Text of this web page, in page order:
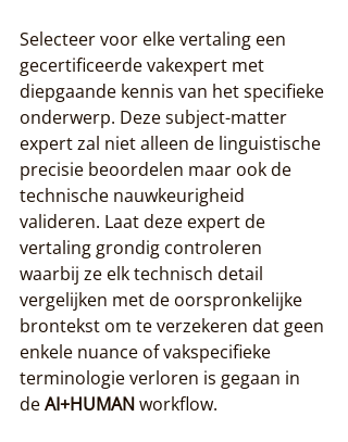
Selecteer voor elke vertaling een
gecertificeerde vakexpert met
diepgaande kennis van het specifieke
onderwerp. Deze subject-matter
expert zal niet alleen de linguistische
precisie beoordelen maar ook de
technische nauwkeurigheid
valideren. Laat deze expert de
vertaling grondig controleren
waarbij ze elk technisch detail
vergelijken met de oorspronkelijke
brontekst om te verzekeren dat geen
enkele nuance of vakspecifieke
terminologie verloren is gegaan in
de AI+HUMAN workflow.